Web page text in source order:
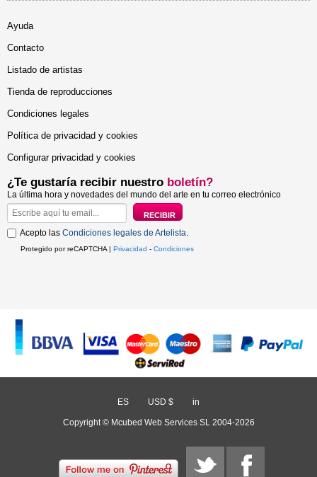
Ayuda
Contacto
Listado de artistas
Tienda de reproducciones
Condiciones legales
Política de privacidad y cookies
Configurar privacidad y cookies
¿Te gustaría recibir nuestro boletín?
La última hora y novedades del mundo del arte en tu correo electrónico
Acepto las Condiciones legales de Artelista.
Protegido por reCAPTCHA | Privacidad - Condiciones
ES USD $ in
Copyright © Mcubed Web Services SL 2004-2026